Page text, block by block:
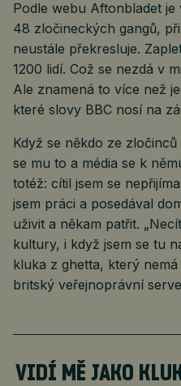
Podle webu Aftonbladet
48 zločineckých gangů,
neustále překresluje.
1200 lidí. Což se nezdá v
Ale znamená to více než
které slovy BBC nosí na
Když se někdo ze
se mu to a média se k
totéž: cítil jsem se
jsem práci a posedával
uživit a někam patřit.
kultury, i když jsem se tu
kluka z ghetta, který
britský veřejnoprávní
VIDÍ MĚ JAKO